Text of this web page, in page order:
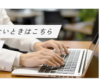
ときはこちら